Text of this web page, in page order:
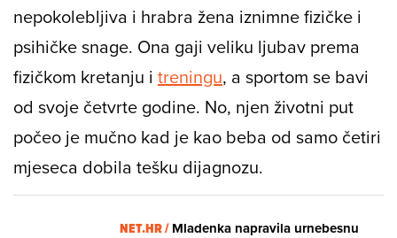
nepokolebljiva i hrabra žena iznimne fizičke i
psihičke snage. Ona gaji veliku ljubav prema
fizičkom kretanju i treningu, a sportom se bavi
od svoje četvrte godine. No, njen životni put
počeo je mučno kad je kao beba od samo četiri
mjeseca dobila tešku dijagnozu.